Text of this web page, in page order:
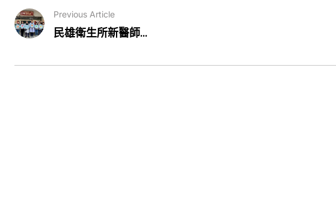
Previous Article
民雄衛生所新醫師...